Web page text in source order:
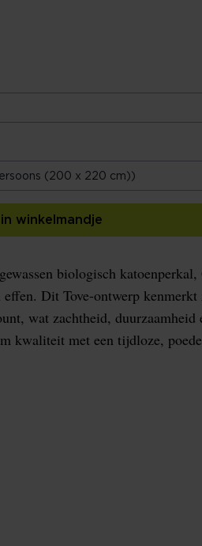
in winkelmandje
biologisch katoenperkal,
Dit Tove-ontwerp kenmerkt
wat zachtheid, duurzaamheid
kwaliteit met een tijdloze,